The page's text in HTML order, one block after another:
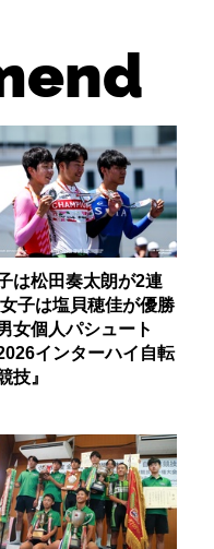
は松田奏太朗が2連
子は塩貝穂佳が優勝
女個人パシュート
2026インターハイ自転
技』